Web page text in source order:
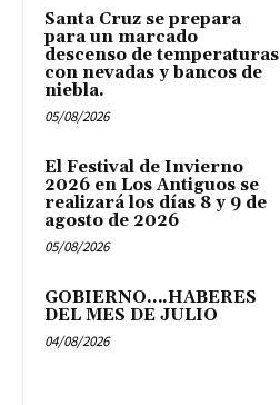
Santa Cruz se prepara
para un marcado
descenso de temperaturas
con nevadas y bancos de
niebla.
05/08/2026
El Festival de Invierno
2026 en Los Antiguos se
realizará los días 8 y 9 de
agosto de 2026
05/08/2026
GOBIERNO….HABERES
DEL MES DE JULIO
04/08/2026